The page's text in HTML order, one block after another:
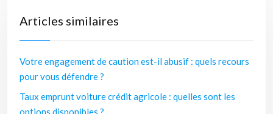
Articles similaires
Votre engagement de caution est-il abusif : quels recours
pour vous défendre ?
Taux emprunt voiture crédit agricole : quelles sont les
options disponibles ?